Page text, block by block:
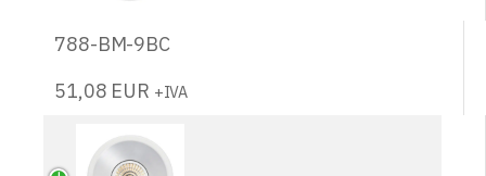
788-BM-9BC
51,08 EUR +IVA